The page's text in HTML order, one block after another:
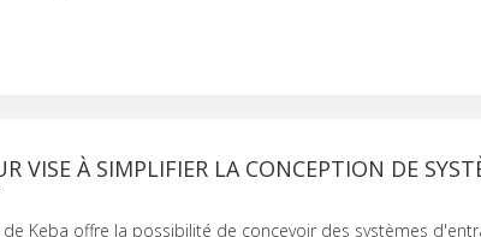
VISE À SIMPLIFIER LA CONCEPTION DE
de Keba offre la possibilité de concevoir des systèmes